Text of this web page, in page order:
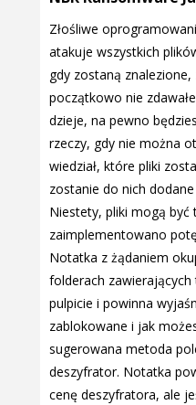
Złośliwe
atakuje wszystkich
gdy zostaną
początkowo nie
dzieje, na pewno
rzeczy, gdy nie można
wiedział, które pliki
zostanie do nich
Niestety, pliki mogą
zaimplementowano
Notatka z żądaniem
folderach
pulpicie i powinna
zablokowane i jak
sugerowana metoda
deszyfrator. Notatka
cenę deszyfratora, ale